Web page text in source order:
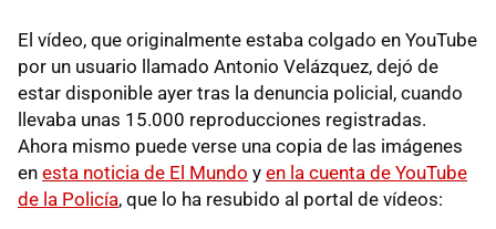
El vídeo, que originalmente estaba colgado en YouTube
por un usuario llamado Antonio Velázquez, dejó de
estar disponible ayer tras la denuncia policial, cuando
llevaba unas 15.000 reproducciones registradas.
Ahora mismo puede verse una copia de las imágenes
en esta noticia de El Mundo y en la cuenta de YouTube
de la Policía, que lo ha resubido al portal de vídeos: